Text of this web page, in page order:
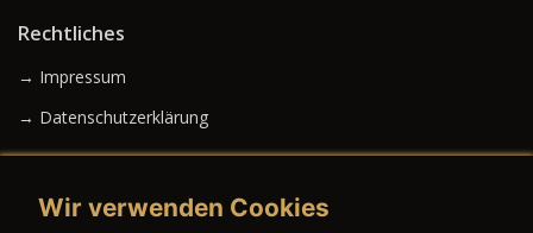
Rechtliches
→ Impressum
→ Datenschutzerklärung
Wir verwenden Cookies